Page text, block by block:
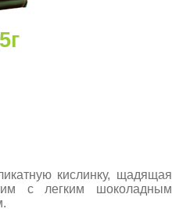
кислинку, щадящая
с легким шоколадным